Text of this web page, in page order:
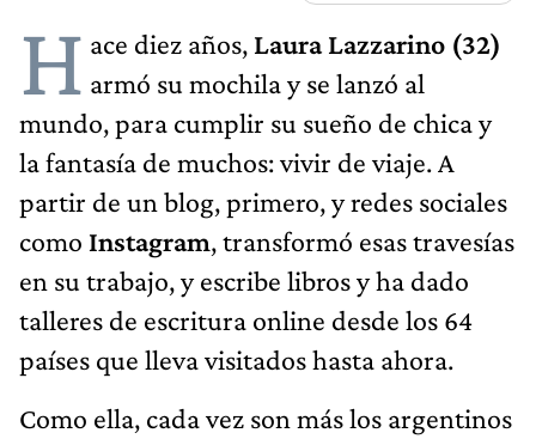
H ace diez años, Laura Lazzarino (32)
armó su mochila y se lanzó al
mundo, para cumplir su sueño de chica y
la fantasía de muchos: vivir de viaje. A
partir de un blog, primero, y redes sociales
como Instagram, transformó esas travesías
en su trabajo, y escribe libros y ha dado
talleres de escritura online desde los 64
países que lleva visitados hasta ahora.
Como ella, cada vez son más los argentinos